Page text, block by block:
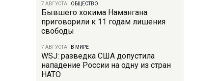
7 АВГУСТА ОБЩЕСТВО
Бывшего хокима Намангана
приговорили к 11 годам лишения
свободы
7 АВГУСТА В МИРЕ
WSJ: разведка США допустила
нападение России на одну из стран
НАТО